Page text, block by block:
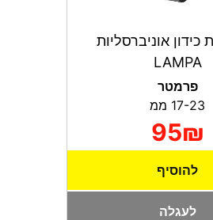
כידון אוניברסליות
LAMPA
פרמטר
95₪
להוסיף
לעגלה